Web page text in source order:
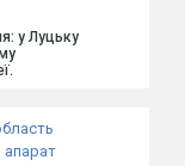
у Луцьку
апарат